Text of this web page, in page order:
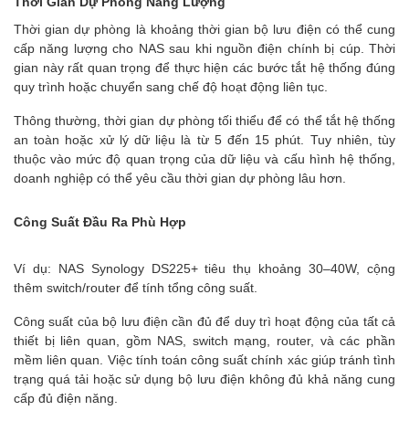
Thời gian dự phòng là khoảng thời gian bộ lưu điện có thể cung
cấp năng lượng cho NAS sau khi nguồn điện chính bị cúp. Thời
gian này rất quan trọng để thực hiện các bước tắt hệ thống đúng
quy trình hoặc chuyển sang chế độ hoạt động liên tục.
Thông thường, thời gian dự phòng tối thiểu để có thể tắt hệ thống
an toàn hoặc xử lý dữ liệu là từ 5 đến 15 phút. Tuy nhiên, tùy
thuộc vào mức độ quan trọng của dữ liệu và cấu hình hệ thống,
doanh nghiệp có thể yêu cầu thời gian dự phòng lâu hơn.
Công Suất Đầu Ra Phù Hợp
Ví dụ: NAS Synology DS225+ tiêu thụ khoảng 30–40W, cộng
thêm switch/router để tính tổng công suất.
Công suất của bộ lưu điện cần đủ để duy trì hoạt động của tất cả
thiết bị liên quan, gồm NAS, switch mạng, router, và các phần
mềm liên quan. Việc tính toán công suất chính xác giúp tránh tình
trạng quá tải hoặc sử dụng bộ lưu điện không đủ khả năng cung
cấp đủ điện năng.